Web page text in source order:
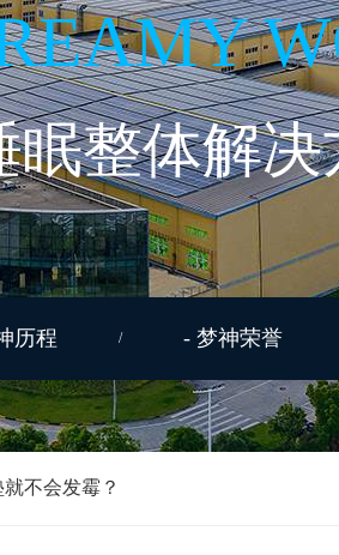
列 舒眠
列 智能
眠整体解
历程 / - 梦神荣誉
不会发霉？